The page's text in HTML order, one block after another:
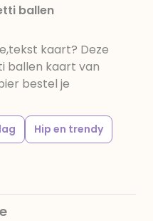
ballen
kaart? Deze
ballen kaart van
bestel je
Hip en trendy